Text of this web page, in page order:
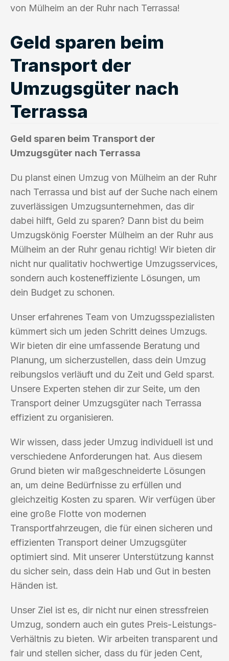
von Mülheim an der Ruhr nach Terrassa!
Geld sparen beim
Transport der
Umzugsgüter nach
Terrassa
Geld sparen beim Transport der
Umzugsgüter nach Terrassa
Du planst einen Umzug von Mülheim an der Ruhr
nach Terrassa und bist auf der Suche nach einem
zuverlässigen Umzugsunternehmen, das dir
dabei hilft, Geld zu sparen? Dann bist du beim
Umzugskönig Foerster Mülheim an der Ruhr aus
Mülheim an der Ruhr genau richtig! Wir bieten dir
nicht nur qualitativ hochwertige Umzugsservices,
sondern auch kosteneffiziente Lösungen, um
dein Budget zu schonen.
Unser erfahrenes Team von Umzugsspezialisten
kümmert sich um jeden Schritt deines Umzugs.
Wir bieten dir eine umfassende Beratung und
Planung, um sicherzustellen, dass dein Umzug
reibungslos verläuft und du Zeit und Geld sparst.
Unsere Experten stehen dir zur Seite, um den
Transport deiner Umzugsgüter nach Terrassa
effizient zu organisieren.
Wir wissen, dass jeder Umzug individuell ist und
verschiedene Anforderungen hat. Aus diesem
Grund bieten wir maßgeschneiderte Lösungen
an, um deine Bedürfnisse zu erfüllen und
gleichzeitig Kosten zu sparen. Wir verfügen über
eine große Flotte von modernen
Transportfahrzeugen, die für einen sicheren und
effizienten Transport deiner Umzugsgüter
optimiert sind. Mit unserer Unterstützung kannst
du sicher sein, dass dein Hab und Gut in besten
Händen ist.
Unser Ziel ist es, dir nicht nur einen stressfreien
Umzug, sondern auch ein gutes Preis-Leistungs-
Verhältnis zu bieten. Wir arbeiten transparent und
fair und stellen sicher, dass du für jeden Cent,